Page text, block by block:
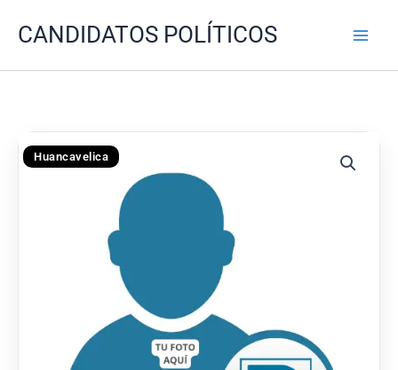
CANDIDATOS POLÍTICOS
Huancavelica